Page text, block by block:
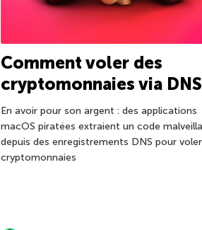
Comment voler des
cryptomonnaies via DNS
En avoir pour son argent : des applications
macOS piratées extraient un code
depuis des enregistrements DNS pour
cryptomonnaies